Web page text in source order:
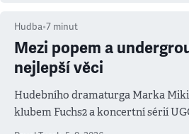
Hudba•7 minut
Mezi popem a
nejlepší věci
Hudebního dramaturga Marka
klubem Fuchs2 a koncertní sérií
ale atmosféra